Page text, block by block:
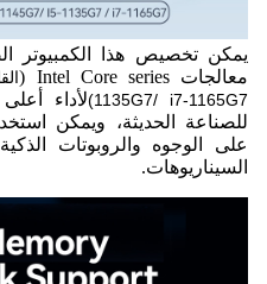
يمكن تخصيص هذا الكمبيوتر
معالجات Intel Core series (
1135G7/ i7-1165G7) لأداء أعلى
للصناعة الحديثة، ويمكن
على الوجوه والروبوتات
السيناريوهات.